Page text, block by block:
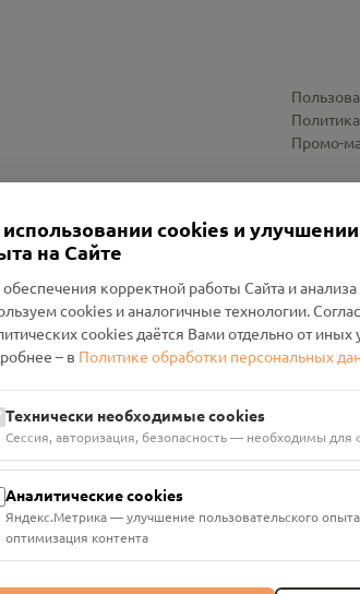
Промо-
Проект Помним»
р-н Руднянский, г. Рудня, улица Западная, д.
БАНК"
cookies и
на Сайте
корректной работы Сайта и
cookies и аналогичные технологии.
cookies даётся Вами отдельно от
– в Политике обработки персональных
Технически необходимые cookies
Сессия, авторизация, безопасность — необходимы для
Аналитические cookies
Яндекс.Метрика — улучшение пользовательского
оптимизация контента